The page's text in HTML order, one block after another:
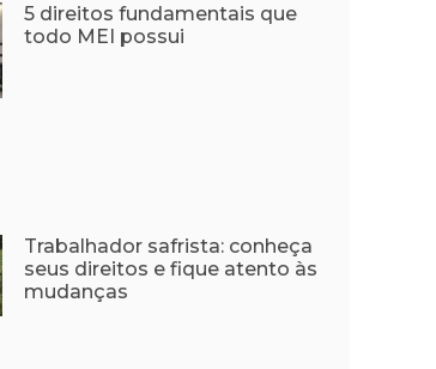
5 direitos fundamentais que
todo MEI possui
Trabalhador safrista: conheça
seus direitos e fique atento às
mudanças